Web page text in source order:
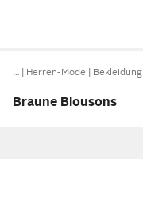
… Herren-Mode Bekleidung
Braune Blousons